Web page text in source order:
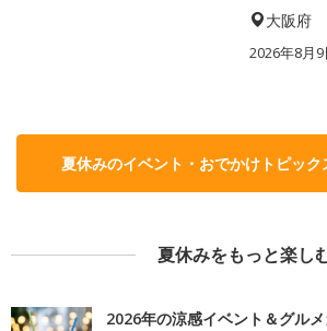
大阪府
2026年8月
夏休みのイベント・おでかけトピック
夏休みをもっと楽し
2026年の涼感イベント＆グル